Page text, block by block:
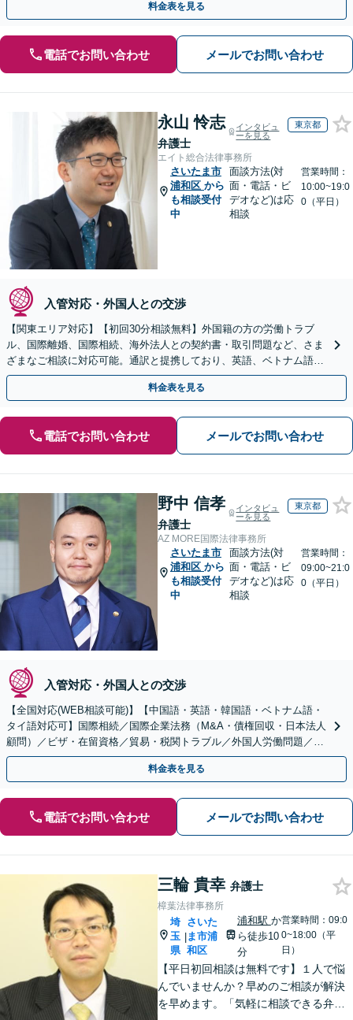
料金表を見る
電話でお問い合わせ メールでお問い合わせ
永山 怜志
弁護士
インタビュ
ーを見る
東京都
エイト総合法律事務所
さいたま市
浦和区 から
も相談受付
中
面談方法(対
面・電話・ビ
デオなど)は応
相談
営業時間：
10:00~19:0
0（平日）
入管対応・外国人との交渉
【関東エリア対応】【初回30分相談無料】外国籍の方の労働トラブ
ル、国際離婚、国際相続、海外法人との契約書・取引問題など、さま
ざまなご相談に対応可能。通訳と提携しており、英語、ベトナム語、
中国語、タイ語等対応可能です（通訳料別途）。
料金表を見る
電話でお問い合わせ メールでお問い合わせ
野中 信孝
弁護士
インタビュ
ーを見る
東京都
AZ MORE国際法律事務所
さいたま市
浦和区 から
も相談受付
中
面談方法(対
面・電話・ビ
デオなど)は応
相談
営業時間：
09:00~21:0
0（平日）
入管対応・外国人との交渉
【全国対応(WEB相談可能)】【中国語・英語・韓国語・ベトナム語・
タイ語対応可】国際相続／国際企業法務（M&A・債権回収・日本法人
顧問）／ビザ・在留資格／貿易・税関トラブル／外国人労働問題／外
国人刑事事件など、幅広いご相談に対応可能
料金表を見る
電話でお問い合わせ メールでお問い合わせ
三輪 貴幸 弁護士
樟葉法律事務所
埼
玉
県
|
さいた
ま市浦
和区
浦和駅 か
ら徒歩10
分
営業時間：09:0
0~18:00（平
日）
【平日初回相談は無料です】１人で悩
んでいませんか？早めのご相談が解決
を早めます。「気軽に相談できる弁護